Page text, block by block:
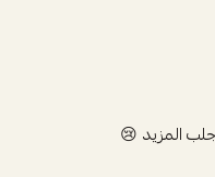
المزيد 😢